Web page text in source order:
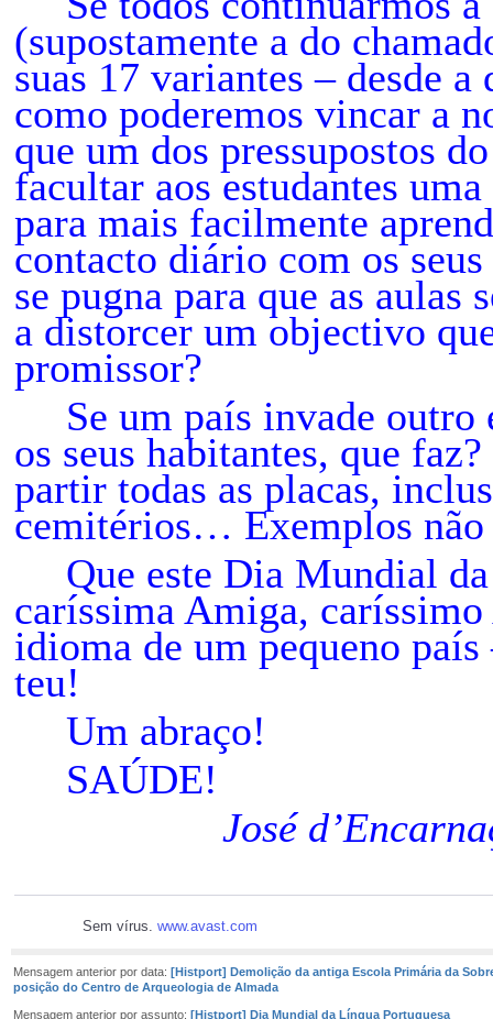
(supostamente a do
suas 17 variantes – desde
como poderemos vincar a
que um dos pressupostos
facultar aos estudantes
para mais facilmente
contacto diário com os
se pugna para que as aulas
a distorcer um objectivo
promissor?
Se um país invade
os seus habitantes, que
partir todas as placas,
cemitérios… Exemplos
Que este Dia Mundial
caríssima Amiga,
idioma de um pequeno
teu!
Um abraço!
SAÚDE!
José
Sem vírus. www.avast.com
Mensagem anterior por data: [Histport] Demolição da antiga Escola Primária da
posição do Centro de Arqueologia de Almada
Mensagem anterior por assunto: [Histport] Dia Mundial da Língua Portuguesa